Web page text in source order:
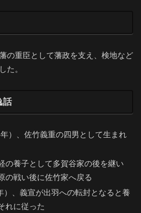
の重臣として藩政を支え、検地など
た。
話
）、佐竹義重の四男として生まれ
の養子として多賀谷家の後を継い
の戦い後に佐竹家へ戻る
）、義宣が出羽への転封となると養
れに従った